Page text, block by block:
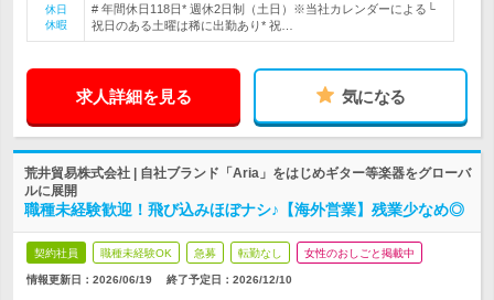
休日
休暇
# 年間休日118日* 週休2日制（土日）※当社カレンダーによる└
祝日のある土曜は稀に出勤あり* 祝…
求人詳細を見る 気になる
荒井貿易株式会社 | 自社ブランド「Aria」をはじめギター等楽器をグローバ
ルに展開
職種未経験歓迎！飛び込みほぼナシ♪【海外営業】残業少なめ◎
契約社員 職種未経験OK 急募 転勤なし 女性のおしごと掲載中
情報更新日：2026/06/19 終了予定日： 2026/12/10